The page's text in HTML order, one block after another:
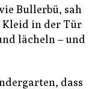
Bullerbü, sah
Kleid in der Tür
lächeln – und
dass